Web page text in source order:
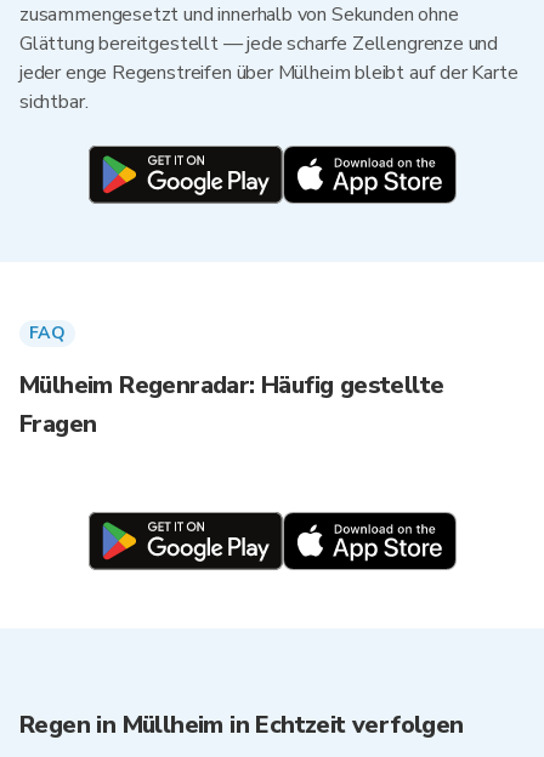
zusammengesetzt und innerhalb von Sekunden ohne
Glättung bereitgestellt — jede scharfe Zellengrenze und
jeder enge Regenstreifen über Mülheim bleibt auf der Karte
sichtbar.
FAQ
Mülheim Regenradar: Häufig gestellte
Fragen
Regen in Müllheim in Echtzeit verfolgen